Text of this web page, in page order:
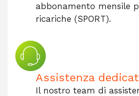
abbonamento mensile
ricariche (SPORT).
Assistenza
Il nostro team di